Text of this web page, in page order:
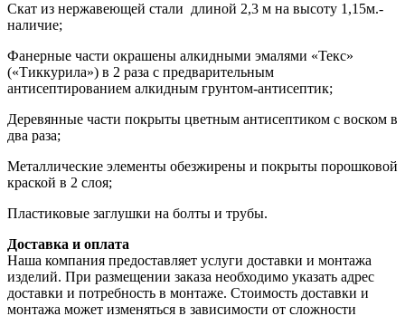
Скат из нержавеющей стали длиной 2,3 м на высоту 1,15м.-
наличие;
Фанерные части окрашены алкидными эмалями «Текс»
(«Тиккурила») в 2 раза с предварительным
антисептированием алкидным грунтом-антисептик;
Деревянные части покрыты цветным антисептиком с воском в
два раза;
Металлические элементы обезжирены и покрыты порошковой
краской в 2 слоя;
Пластиковые заглушки на болты и трубы.
Доставка и оплата
Наша компания предоставляет услуги доставки и монтажа
изделий. При размещении заказа необходимо указать адрес
доставки и потребность в монтаже. Стоимость доставки и
монтажа может изменяться в зависимости от сложности